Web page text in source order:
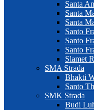
Santa
Santa
Santa
Santo
Santo
Santo
Slamet
SMA Strada
Bhakti
Santo
SMK Strada
Budi